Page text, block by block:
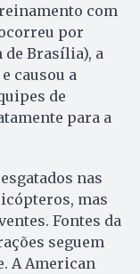
com
por
de Brasília), a
causou a
de
para a
nas
mas
Fontes da
seguem
A American